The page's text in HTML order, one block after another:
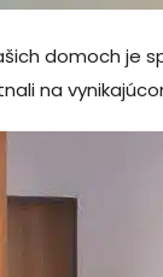
domoch je
na